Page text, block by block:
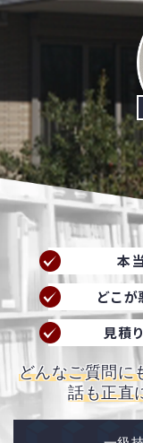
本
どこが
見積
どんなご質問に
話も正直